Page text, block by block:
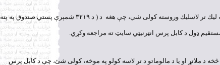
۳- هر سړى د دغه ليك تر لاسليك وروسته كولى شي، چې هغه د ( د ۳۲۱۹ شمېرې پستي صندوق په پته
ډول د كابل پرس انټرنيټي سايټ ته مراجعه وكړي.
څخه د ملاتړ او يا د مالوماتو د تر لاسه كولو په موخه، كولى شئ، چې د كابل پرس